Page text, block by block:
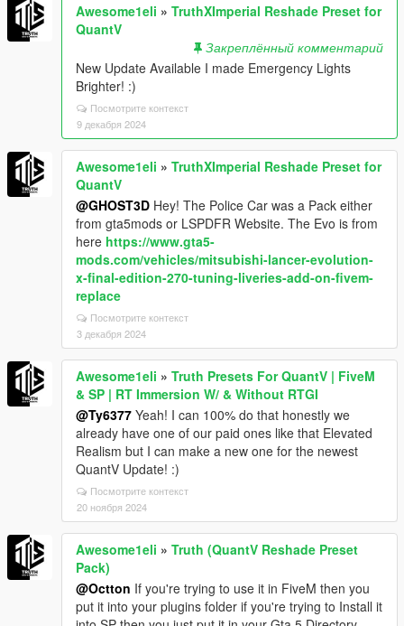
Awesome1eli » TruthXImperial Reshade Preset for
QuantV
Закреплённый комментарий
New Update Available I made Emergency Lights
Brighter! :)
Посмотрите контекст
9 декабря 2024
Awesome1eli » TruthXImperial Reshade Preset for
QuantV
@GHOST3D Hey! The Police Car was a Pack either
from gta5mods or LSPDFR Website. The Evo is from
here https://www.gta5-
mods.com/vehicles/mitsubishi-lancer-evolution-
x-final-edition-270-tuning-liveries-add-on-fivem-
replace
Посмотрите контекст
3 декабря 2024
Awesome1eli » Truth Presets For QuantV | FiveM
& SP | RT Immersion W/ & Without RTGI
@Ty6377 Yeah! I can 100% do that honestly we
already have one of our paid ones like that Elevated
Realism but I can make a new one for the newest
QuantV Update! :)
Посмотрите контекст
20 ноября 2024
Awesome1eli » Truth (QuantV Reshade Preset
Pack)
@Octton If you're trying to use it in FiveM then you
put it into your plugins folder if you're trying to Install it